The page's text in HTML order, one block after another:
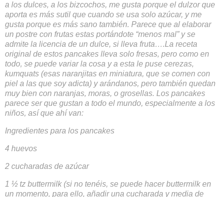
a los dulces, a los bizcochos, me gusta porque el dulzor que
aporta es más sutil que cuando se usa solo azúcar, y me
gusta porque es más sano también. Parece que al elaborar
un postre con frutas estas portándote “menos mal” y se
admite la licencia de un dulce, si lleva fruta….La receta
original de estos pancakes lleva solo fresas, pero como en
todo, se puede variar la cosa y a esta le puse cerezas,
kumquats (esas naranjitas en miniatura, que se comen con
piel a las que soy adicta) y arándanos, pero también quedan
muy bien con naranjas, moras, o grosellas. Los pancakes
parece ser que gustan a todo el mundo, especialmente a los
niños, así que ahí van:
Ingredientes para los pancakes
4 huevos
2 cucharadas de azúcar
1 ½ tz buttermilk (si no tenéis, se puede hacer buttermilk en
un momento, para ello, añadir una cucharada y media de